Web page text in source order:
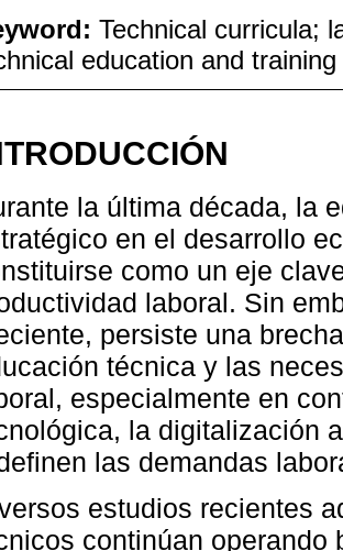
Technical curricula;
education and training
la última década, la
en el desarrollo
como un eje
laboral. Sin
persiste una
técnica y las
especialmente en
la digitalización
las demandas
estudios recientes
continúan operando